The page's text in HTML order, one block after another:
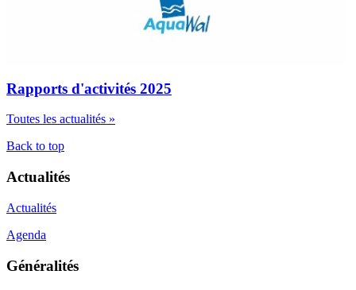
Rapports d'activités 2025
Toutes les actualités »
Back to top
Actualités
Actualités
Agenda
Généralités